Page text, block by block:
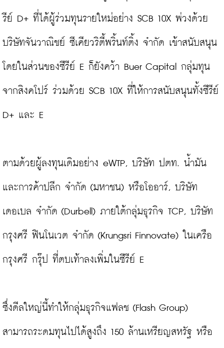
รีย์ D+ ที่ได้ผู้ร่วมทุนรายใหม่อย่าง SCB 10X พ่วงด้วย
บริษัทจันวาณิชย์ ซีเคียวริตี้พริ้นท์ติ้ง จำกัด เข้าสนับสนุน
โดยในส่วนของซีรีย์ E ก็ยังคว้า Buer Capital กลุ่มทุน
จากสิงคโปร์ ร่วมด้วย SCB 10X ที่ให้การสนับสนุนทั้งซีรีย์
D+ และ E
ตามด้วยผู้ลงทุนเดิมอย่าง eWTP, บริษัท ปตท. น้ำมัน
และการค้าปลีก จำกัด (มหาชน) หรือโออาร์, บริษัท
เดอเบล จำกัด (Durbell) ภายใต้กลุ่มธุรกิจ TCP, บริษัท
กรุงศรี ฟินโนเวต จำกัด (Krungsri Finnovate) ในเครือ
กรุงศรี กรุ๊ป ที่ตบเท้าลงเพิ่มในซีรีย์ E
ซึ่งดีลใหญ่นี้ทำให้กลุ่มธุรกิจแฟลช (Flash Group)
สามารถระดมทุนไปได้สูงถึง 150 ล้านเหรียญสหรัฐ หรือ